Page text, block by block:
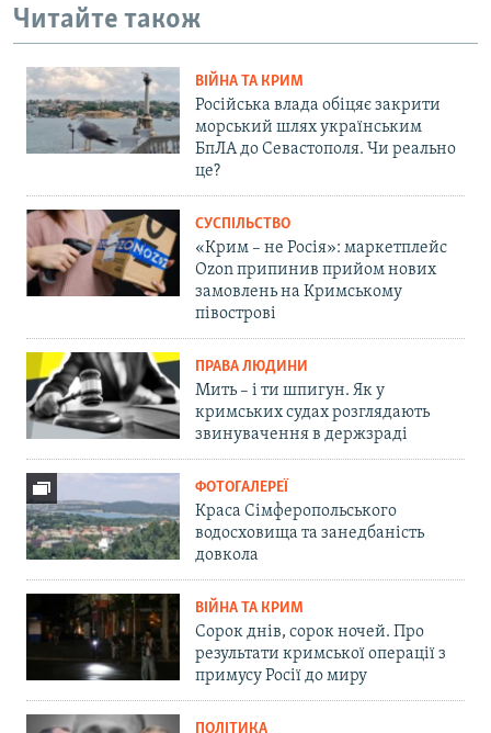
Читайте також
ВІЙНА ТА КРИМ
Російська влада обіцяє закрити
морський шлях українським
БпЛА до Севастополя. Чи реально
це?
СУСПІЛЬСТВО
«Крим – не Росія»: маркетплейс
Ozon припинив прийом нових
замовлень на Кримському
півострові
ПРАВА ЛЮДИНИ
Мить – і ти шпигун. Як у
кримських судах розглядають
звинувачення в держзраді
ФОТОГАЛЕРЕЇ
Краса Сімферопольського
водосховища та занедбаність
довкола
ВІЙНА ТА КРИМ
Сорок днів, сорок ночей. Про
результати кримської операції з
примусу Росії до миру
ПОЛІТИКА